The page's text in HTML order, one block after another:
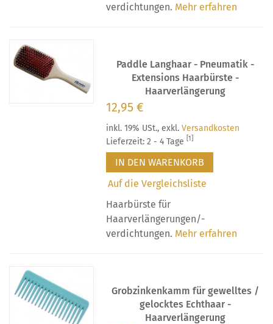
verdichtungen. Mehr erfahren
Paddle Langhaar - Pneumatik -
Extensions Haarbürste -
Haarverlängerung
12,95 €
inkl. 19% USt.,exkl.Versandkosten
Lieferzeit: 2 - 4 Tage [1]
IN DEN WARENKORB
Auf die Vergleichsliste
Haarbürste für
Haarverlängerungen/-
verdichtungen. Mehr erfahren
Grobzinkenkamm für gewelltes /
gelocktes Echthaar -
Haarverlängerung